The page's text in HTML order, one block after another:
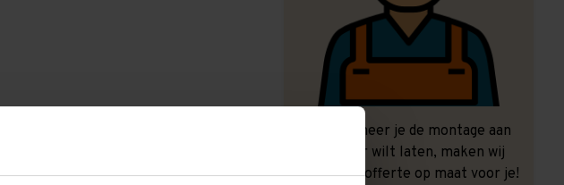
Ook wanneer je de montage aan
ons over wilt laten, maken wij
graag een offerte op maat voor je!